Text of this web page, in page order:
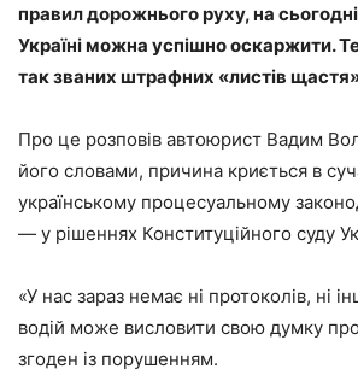
правил дорожнього руху, на
Україні можна успішно оскаржити.
так званих штрафних «листів
Про це розповів автоюрист Вадим
його словами, причина криється в
українському процесуальному
— у рішеннях Конституційного суду
«У нас зараз немає ні протоколів, ні
водій може висловити свою думку
згоден із порушенням.